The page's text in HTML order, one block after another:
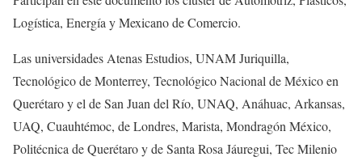
Logística, Energía y Mexicano de Comercio.
Las universidades Atenas Estudios, UNAM Juriquilla,
Tecnológico de Monterrey, Tecnológico Nacional de México en
Querétaro y el de San Juan del Río, UNAQ, Anáhuac, Arkansas,
UAQ, Cuauhtémoc, de Londres, Marista, Mondragón México,
Politécnica de Querétaro y de Santa Rosa Jáuregui, Tec Milenio